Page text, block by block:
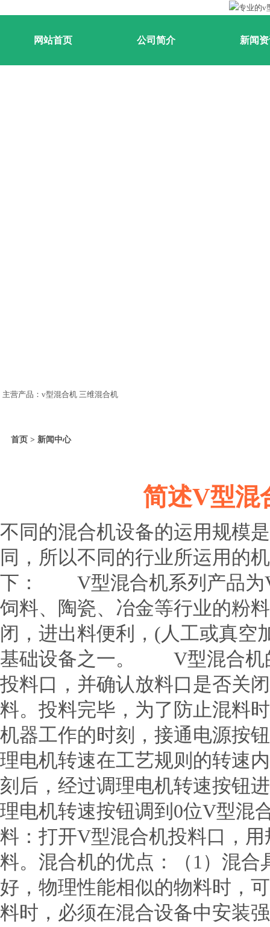
网站首页 公司简介 新闻
主营产品：v型混合机 三维混合机
首页 > 新闻中心
简述V型混
不同的混合机设备的运用规模
同，所以不同的行业所运用的
下： V型混合机系列产品为V
饲料、陶瓷、冶金等行业的粉
闭，进出料便利，(人工或真空
基础设备之一。 V型混合机
投料口，并确认放料口是否关
料。投料完毕，为了防止混
机器工作的时刻，接通电源按
理电机转速在工艺规则的转速
刻后，经过调理电机转速按钮
理电机转速按钮调到0位V型
料：打开V型混合机投料口，
料。混合机的优点：（1）混
好，物理性能相似的物料时，
料时，必须在混合设备中安装